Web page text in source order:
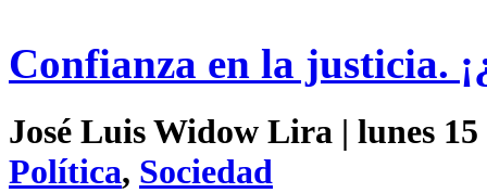
Confianza en la justicia.
José Luis Widow Lira | lunes
Política, Sociedad